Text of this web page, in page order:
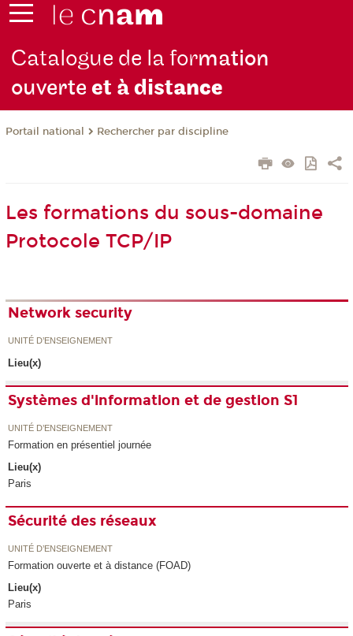
Catalogue de la formation
ouverteet à distance
Portail national Rechercher par discipline
Les formations du sous-domaine
Protocole TCP/IP
Network security
UNITÉ D’ENSEIGNEMENT
Lieu(x)
Systèmes d'information et de gestion S1
UNITÉ D’ENSEIGNEMENT
Formation en présentiel journée
Lieu(x)
Paris
Sécurité des réseaux
UNITÉ D’ENSEIGNEMENT
Formation ouverte et à distance (FOAD)
Lieu(x)
Paris